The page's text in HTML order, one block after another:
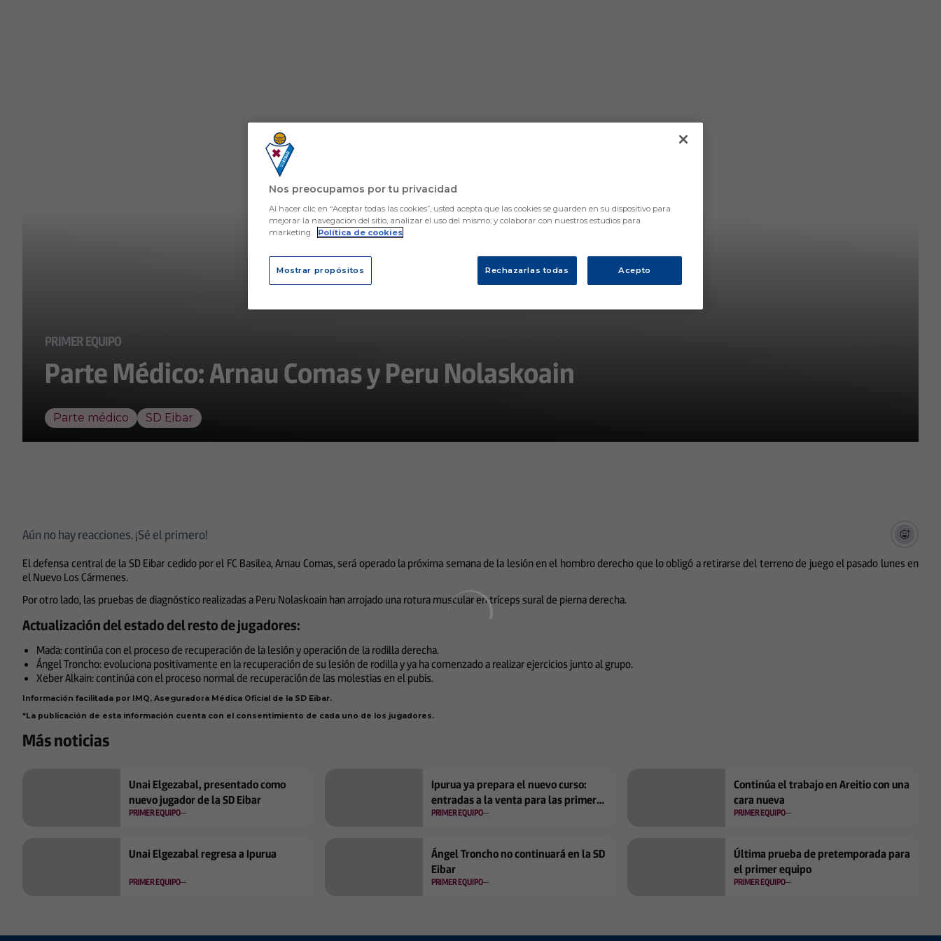
PRIMER EQUIPO
Parte Médico: Arnau Comas y Peru Nolaskoain
Parte médico SD Eibar
Aún no hay reacciones. ¡Sé el primero!
El defensa central de la SD Eibar cedido por el FC Basilea, Arnau Comas, será operado la próxima semana de la lesión en el hombro derecho que lo obligó a retirarse del terreno de juego el pasado lunes en
el Nuevo Los Cármenes.
Por otro lado, las pruebas de diagnóstico realizadas a Peru Nolaskoain han arrojado una rotura muscular en tríceps sural de pierna derecha.
Actualización del estado del resto de jugadores:
Mada: continúa con el proceso de recuperación de la lesión y operación de la rodilla derecha.
Ángel Troncho: evoluciona positivamente en la recuperación de su lesión de rodilla y ya ha comenzado a realizar ejercicios junto al grupo.
Xeber Alkain: continúa con el proceso normal de recuperación de las molestias en el pubis.
Información facilitada por IMQ, Aseguradora Médica Oficial de la SD Eibar.
*La publicación de esta información cuenta con el consentimiento de cada uno de los jugadores.
Más noticias
Unai Elgezabal, presentado como
nuevo jugador de la SD Eibar
PRIMER EQUIPO
Ipurua ya prepara el nuevo curso:
entradas a la venta para las primeras
jornadas
PRIMER EQUIPO
Continúa el trabajo en Areitio con una
cara nueva
PRIMER EQUIPO
Unai Elgezabal regresa a Ipurua
PRIMER EQUIPO
Ángel Troncho no continuará en la SD
Eibar
PRIMER EQUIPO
Última prueba de pretemporada para
el primer equipo
PRIMER EQUIPO
Nos preocupamos por tu privacidad
Al hacer clic en “Aceptar todas las cookies”, usted acepta que las cookies se guarden en su dispositivo para
mejorar la navegación del sitio, analizar el uso del mismo, y colaborar con nuestros estudios para
marketing.
Política de cookies
Mostrar propósitos Rechazarlas todas Acepto